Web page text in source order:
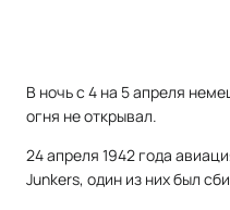
В ночь с 4 на 5 апреля
огня не открывал.
24 апреля 1942 года
Junkers, один из них был